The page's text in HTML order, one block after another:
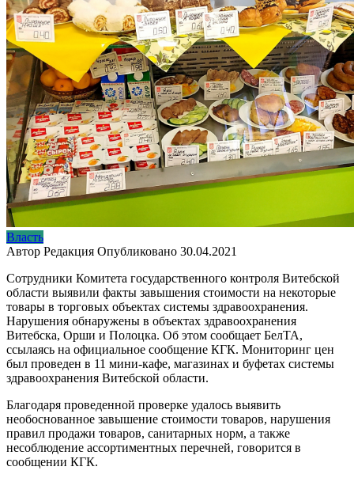
Власть
Автор Редакция Опубликовано 30.04.2021
Сотрудники Комитета государственного контроля Витебской
области выявили факты завышения стоимости на некоторые
товары в торговых объектах системы здравоохранения.
Нарушения обнаружены в объектах здравоохранения
Витебска, Орши и Полоцка. Об этом сообщает БелТА,
ссылаясь на официальное сообщение КГК. Мониторинг цен
был проведен в 11 мини-кафе, магазинах и буфетах системы
здравоохранения Витебской области.
Благодаря проведенной проверке удалось выявить
необоснованное завышение стоимости товаров, нарушения
правил продажи товаров, санитарных норм, а также
несоблюдение ассортиментных перечней, говорится в
сообщении КГК.